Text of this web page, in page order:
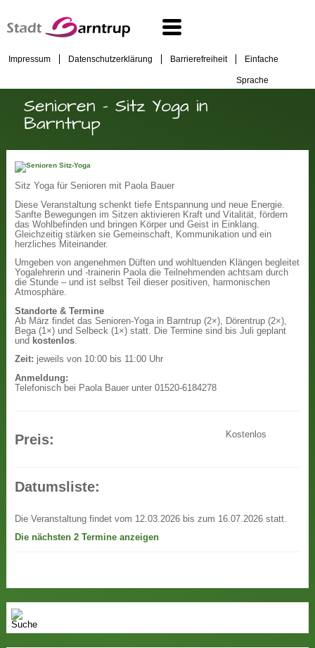
Impressum Datenschutzerklärung Barrierefreiheit Einfache
Sprache
Senioren - Sitz Yoga in
Barntrup
Sitz Yoga für Senioren mit Paola Bauer
Diese Veranstaltung schenkt tiefe Entspannung und neue Energie.
Sanfte Bewegungen im Sitzen aktivieren Kraft und Vitalität, fördern
das Wohlbefinden und bringen Körper und Geist in Einklang.
Gleichzeitig stärken sie Gemeinschaft, Kommunikation und ein
herzliches Miteinander.
Umgeben von angenehmen Düften und wohltuenden Klängen begleitet
Yogalehrerin und -trainerin Paola die Teilnehmenden achtsam durch
die Stunde – und ist selbst Teil dieser positiven, harmonischen
Atmosphäre.
Standorte & Termine
Ab März findet das Senioren-Yoga in Barntrup (2×), Dörentrup (2×),
Bega (1×) und Selbeck (1×) statt. Die Termine sind bis Juli geplant
und kostenlos
Zeit: jeweils von 10:00 bis 11:00 Uhr
Anmeldung:
Telefonisch bei Paola Bauer unter 01520-6184278
Preis: Kostenlos
Datumsliste:
Die Veranstaltung findet vom 12.03.2026 bis zum 16.07.2026 statt.
Die nächsten 2 Termine anzeigen